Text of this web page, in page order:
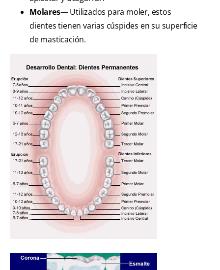
Molares— Utilizados para moler, estos
dientes tienen varias cúspides en su superficie
de masticación.